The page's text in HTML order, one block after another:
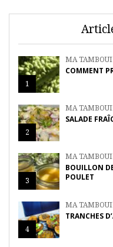
1
MA
COMMENT
2
MA
SALADE
3
MA
BOUILLON
POULET
4
MA
TRANCHES